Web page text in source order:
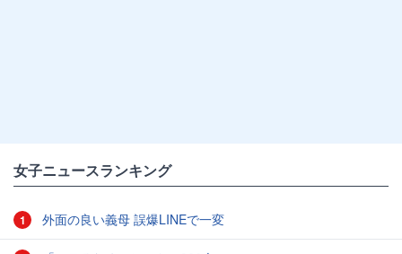
女子ニュースランキング
1 外面の良い義母 誤爆LINEで一変